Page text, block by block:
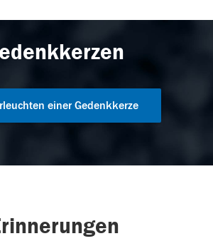
einer Gedenkkerze